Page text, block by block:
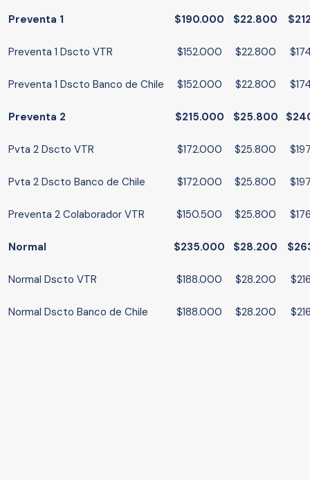
Preventa 1 $190.000 $22.800
Preventa 1 Dscto VTR $152.000 $22.800
Preventa 1 Dscto Banco de Chile $152.000 $22.800
Preventa 2 $215.000 $25.800
Pvta 2 Dscto VTR $172.000 $25.800
Pvta 2 Dscto Banco de Chile $172.000 $25.800
Preventa 2 Colaborador VTR $150.500 $25.800
Normal $235.000 $28.200
Normal Dscto VTR $188.000 $28.200
Normal Dscto Banco de Chile $188.000 $28.200